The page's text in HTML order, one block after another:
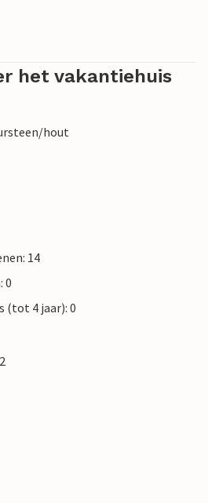
het vakantiehuis
hout
14
0
(tot 4 jaar): 0